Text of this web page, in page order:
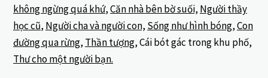
không ngừng quá khứ,Căn nhà bên bờ suối, Người thầy
học cũ, Người cha và người con, Sống như hình bóng,Con
đường qua rừng, Thần tượng, Cái bót gác trong khu phố,
Thư cho một người bạn.